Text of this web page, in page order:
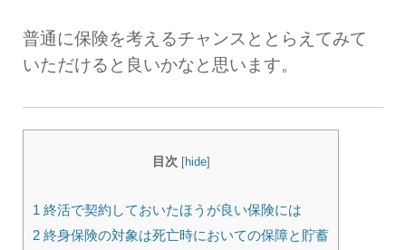
普通に保険を考えるチャンスととらえてみて
いただけると良いかなと思います。
目次 [hide]
1 終活で契約しておいたほうが良い保険には
2 終身保険の対象は死亡時においての保障と貯蓄